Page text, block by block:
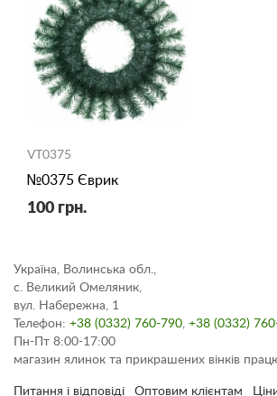
VT0375
№0375 Єврик
100 грн.
Україна, Волинська обл.,
с. Великий Омеляник,
вул. Набережна, 1
Телефон: +38 (0332) 760-790, +38 (0332)
Пн-Пт 8:00-17:00
магазин ялинок та прикрашених вінків
Питання і відповіді Оптовим клієнтам